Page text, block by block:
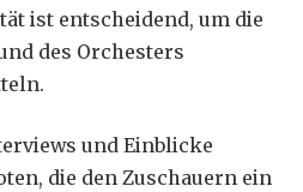
ist entscheidend, um die
des Orchesters
und Einblicke
die den Zuschauern ein